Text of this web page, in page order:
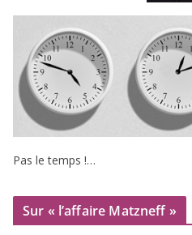
Pas le temps !…
Sur « l’affaire Matzneff »